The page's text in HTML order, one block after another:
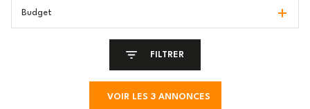
Budget
FILTRER
VOIR LES 3ANNONCES